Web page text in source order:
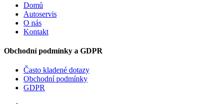
Domů
Autoservis
O nás
Kontakt
Obchodní podmínky a GDPR
Často kladené dotazy
Obchodní podmínky
GDPR